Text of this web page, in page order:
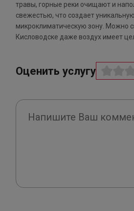
травы, горные реки очищают и
свежестью, что создает уникальную
микроклиматическую зону. Можно
Кисловодске даже воздух имеет
Оценить услугу